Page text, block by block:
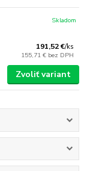
191,52 €/ks
155,71 € bez DPH
Skladom
Zvoliť variant